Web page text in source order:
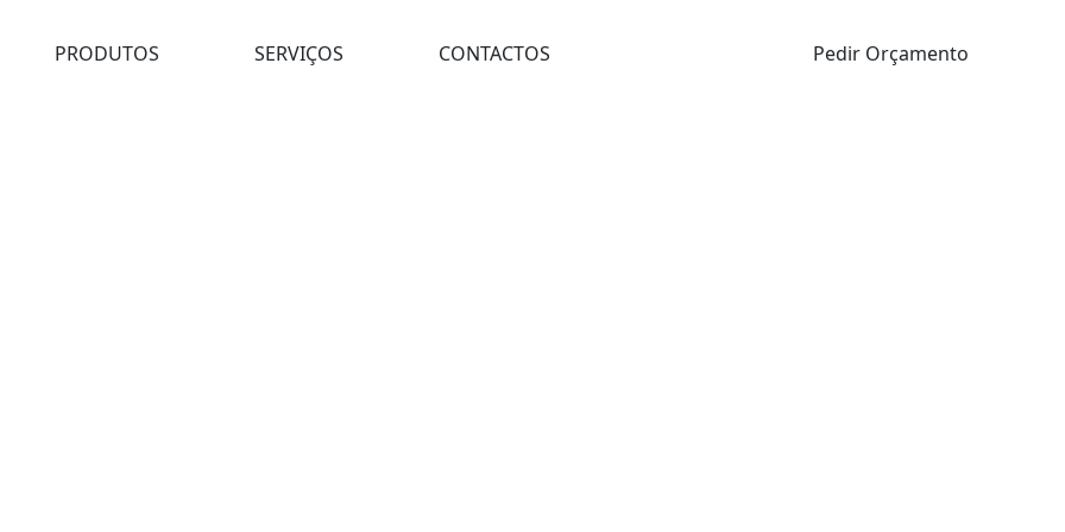
PRODUTOS SERVIÇOS CONTACTOS Pedir Orçamento